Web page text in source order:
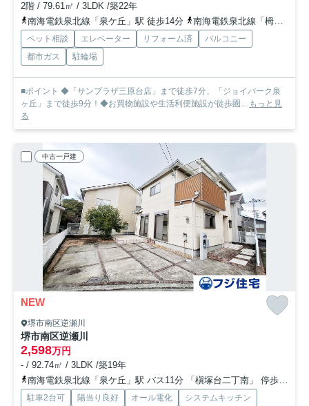
2階 / 79.61㎡ / 3LDK /築22年
南海電鉄泉北線「泉ケ丘」駅 徒歩14分
南海電鉄泉北線「栂・美木多」駅 徒歩47分
ペット相談 エレベーター リフォーム済
バルコニー
都市ガス
駐輪場
■ポイント ◆「サンプラザ三原台店」まで徒歩7分、「ジョイパーク泉
ヶ丘」まで徒歩9分！◆お買物施設や生活利便施設が徒歩圏... もっと見
る
中古一戸建
NEW
堺市南区逆瀬川
堺市南区逆瀬川
2,598万円
- / 92.74㎡ / 3LDK /築19年
南海電鉄泉北線「泉ケ丘」駅 バス11分 「槇塚台二丁南」 停歩3分
駐車2台可 陽当り良好 オール電化
システムキッチン